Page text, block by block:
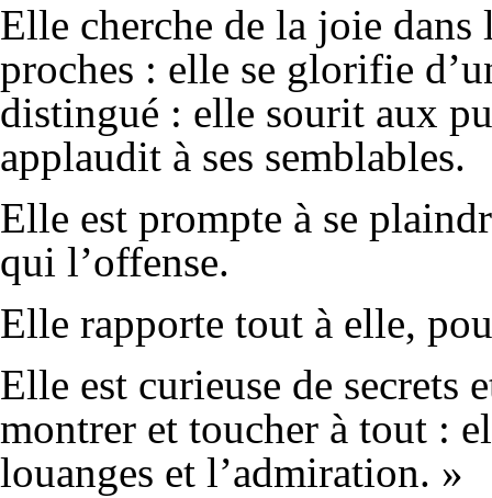
Elle cherche de la joie dans
proches : elle se glorifie
distingué : elle sourit aux
applaudit à ses semblables.
Elle est prompte à se
qui l’offense.
Elle rapporte tout à elle,
Elle est curieuse de secrets
montrer et toucher à tout :
louanges et l’admiration. »